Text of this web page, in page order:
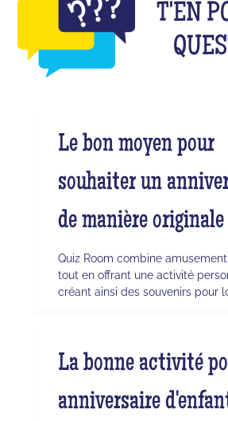
T'EN
Le bon moyen pour
souhaiter un
de manière
Quiz Room combine
tout en offrant une activité
créant ainsi des souvenirs pour
La bonne activité
anniversaire